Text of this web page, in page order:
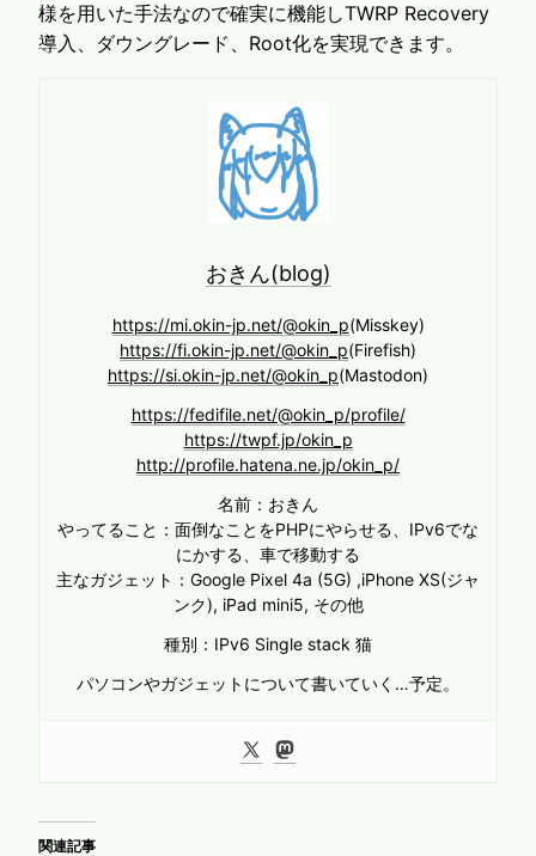
様を用いた手法なので確実に機能しTWRP Recovery
導入、ダウングレード、Root化を実現できます。
おきん(blog)
https://mi.okin-jp.net/@okin_p(Misskey)
https://fi.okin-jp.net/@okin_p(Firefish)
https://si.okin-jp.net/@okin_p(Mastodon)
https://fedifile.net/@okin_p/profile/
https://twpf.jp/okin_p
http://profile.hatena.ne.jp/okin_p/
名前：おきん
やってること：面倒なことをPHPにやらせる、IPv6でな
にかする、車で移動する
主なガジェット：Google Pixel 4a (5G) ,iPhone XS(ジャ
ンク), iPad mini5, その他
種別：IPv6 Single stack 猫
パソコンやガジェットについて書いていく…予定。
関連記事